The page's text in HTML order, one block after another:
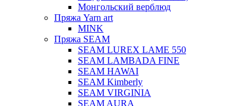
Монгольский верблюд
Пряжа Yarn art
MINK
Пряжа SEAM
SEAM LUREX LAME 550
SEAM LAMBADA FINE
SEAM HAWAI
SEAM Kimberly
SEAM VIRGINIA
SEAM AURA